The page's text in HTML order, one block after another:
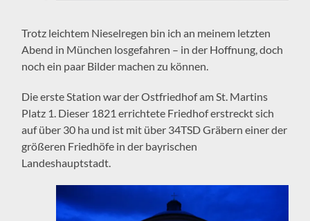
Trotz leichtem Nieselregen bin ich an meinem letzten
Abend in München losgefahren – in der Hoffnung, doch
noch ein paar Bilder machen zu können.
Die erste Station war der Ostfriedhof am St. Martins
Platz 1. Dieser 1821 errichtete Friedhof erstreckt sich
auf über 30 ha und ist mit über 34TSD Gräbern einer der
größeren Friedhöfe in der bayrischen
Landeshauptstadt.